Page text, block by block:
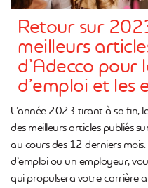
Retour sur
meilleurs
d’Adecco pour
d’emploi et les
L’année 2023 tirant à sa fin,
des meilleurs articles publiés
au cours des 12 derniers
d’emploi ou un employeur,
qui propulsera votre carrière